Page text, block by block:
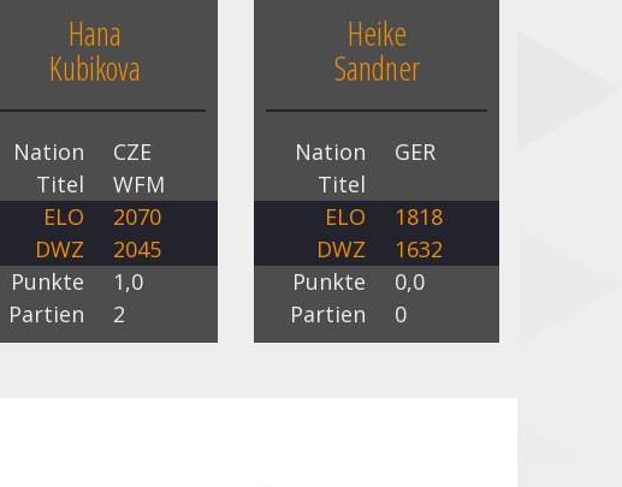
Hana
Kubikova
Nation
CZE
Titel
WFM
ELO
2070
DWZ
2045
Punkte
1,0
Partien
2
Heike
Sandner
Nation
GER
Titel
ELO
1818
DWZ
1632
Punkte
0,0
Partien
0